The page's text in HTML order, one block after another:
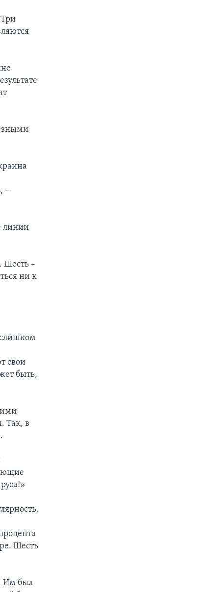
–
линии
Шесть –
ни к
слишком
свои
быть,
Так, в
Шесть
Им был